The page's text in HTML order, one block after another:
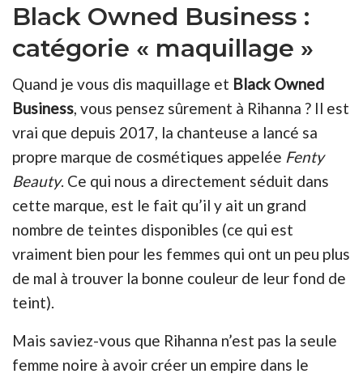
Black Owned Business :
catégorie « maquillage »
Quand je vous dis maquillage et Black Owned
Business, vous pensez sûrement à Rihanna ? Il est
vrai que depuis 2017, la chanteuse a lancé sa
propre marque de cosmétiques appelée Fenty
Beauty. Ce qui nous a directement séduit dans
cette marque, est le fait qu’il y ait un grand
nombre de teintes disponibles (ce qui est
vraiment bien pour les femmes qui ont un peu plus
de mal à trouver la bonne couleur de leur fond de
teint).
Mais saviez-vous que Rihanna n’est pas la seule
femme noire à avoir créer un empire dans le